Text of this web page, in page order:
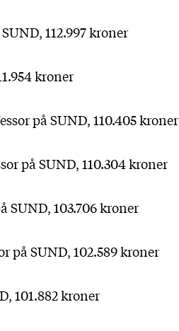
112.997 kroner
kroner
på SUND, 110.405 kroner
på SUND, 110.304 kroner
SUND, 103.706 kroner
på SUND, 102.589 kroner
101.882 kroner